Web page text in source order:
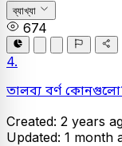
ব্যাখ্যা
674
4.
তালব্য বর্ণ
Created: 2 years
Updated: 1 month